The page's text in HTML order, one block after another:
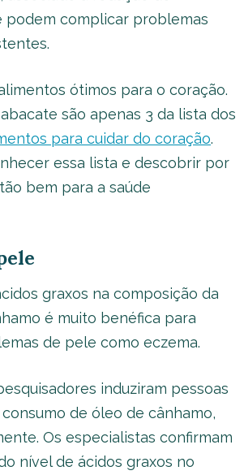
podem complicar problemas
ótimos para o coração.
são apenas 3 da lista dos
para cuidar do coração.
essa lista e descobrir por
bem para a saúde
graxos na composição da
é muito benéfica para
de pele como eczema.
induziram pessoas
de óleo de cânhamo,
Os especialistas confirmam
nível de ácidos graxos no